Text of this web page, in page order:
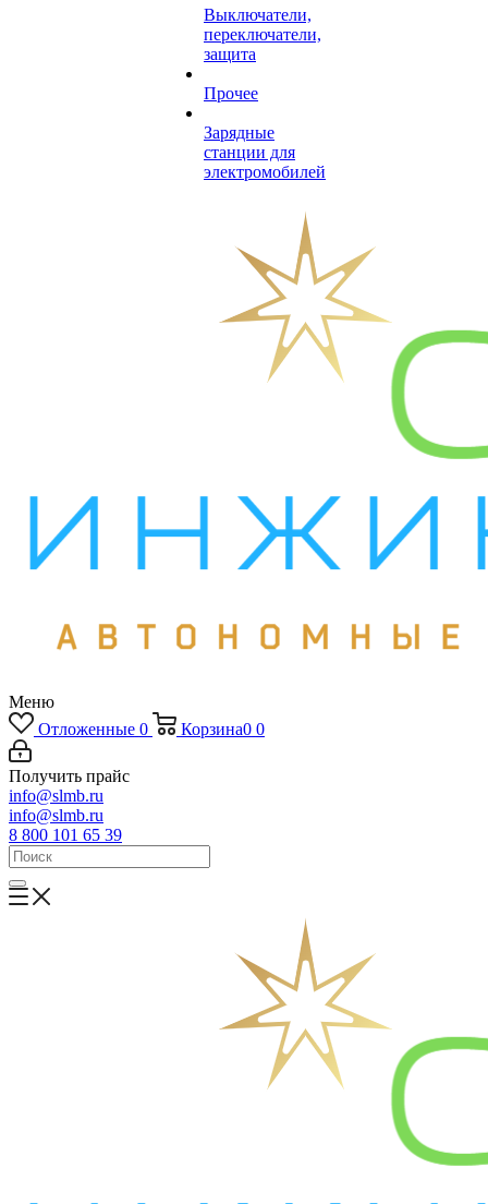
Выключатели,
переключатели,
защита
Прочее
Зарядные
станции для
электромобилей
Меню
Отложенные 0 Корзина0 0
Получить прайс
info@slmb.ru
info@slmb.ru
8 800 101 65 39